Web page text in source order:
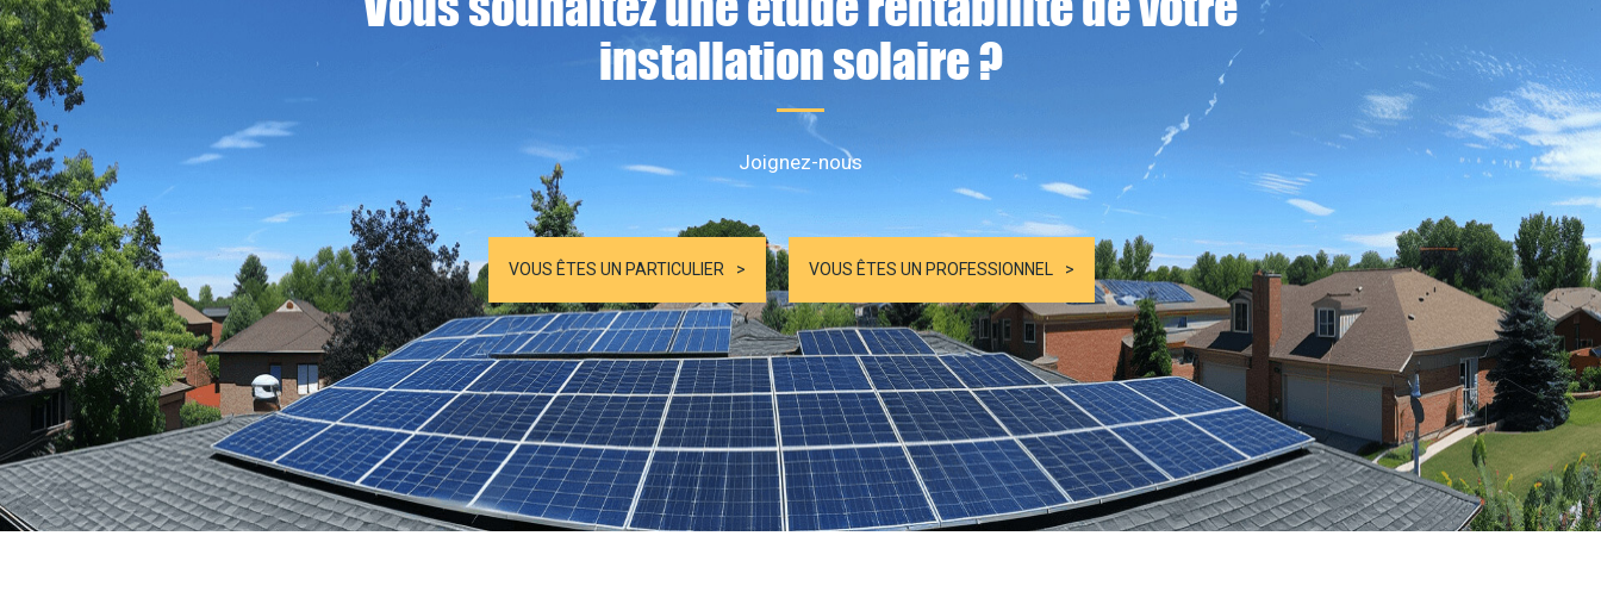
installation solaire ?
Joignez-nous
VOUS ÊTES UN PARTICULIER VOUS ÊTES UN PROFESSIONNEL